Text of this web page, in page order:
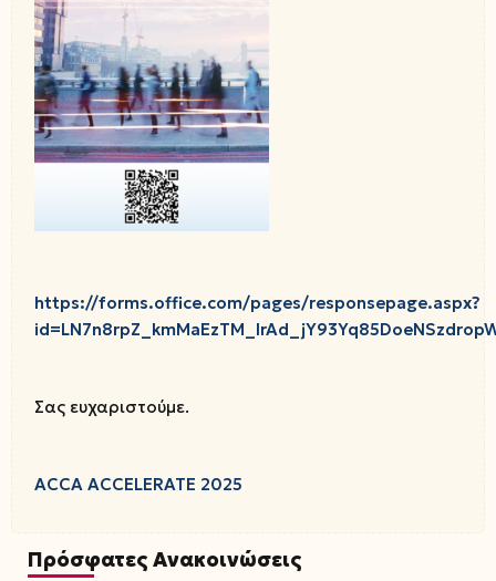
https://forms.office.com/pages/responsepage.aspx?
Σας ευχαριστούμε.
ACCA ACCELERATE 2025
Πρόσφατες Ανακοινώσεις